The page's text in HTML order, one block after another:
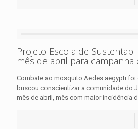
Projeto Escola de
mês de abril para
Combate ao mosquito Aedes aegypti
buscou conscientizar a comunidade do
mês de abril, mês com maior incidência